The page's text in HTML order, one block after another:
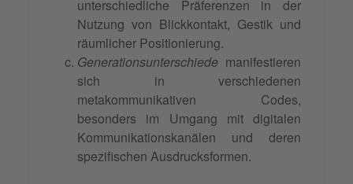
unterschiedliche Präferenzen in der
Nutzung von Blickkontakt, Gestik und
räumlicher Positionierung.
Generationsunterschiede manifestieren
sich in verschiedenen
metakommunikativen Codes,
besonders im Umgang mit digitalen
Kommunikationskanälen und deren
spezifischen Ausdrucksformen.